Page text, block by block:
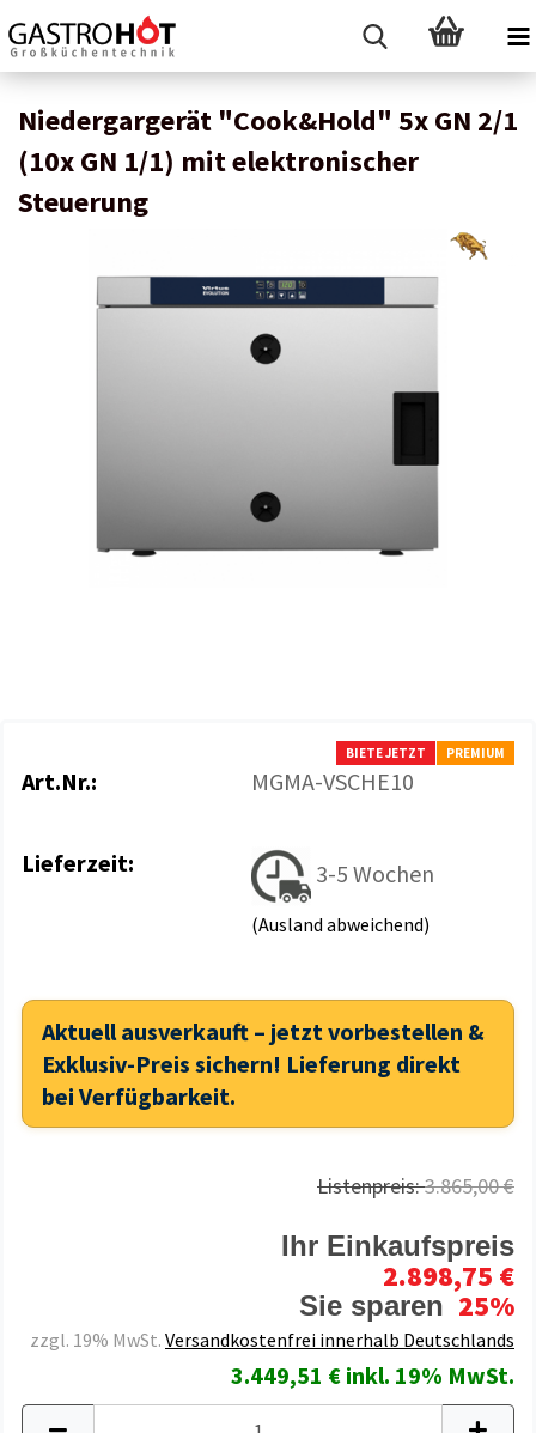
Niedergargerät "Cook&Hold" 5x GN 2/1
(10x GN 1/1) mit elektronischer
Steuerung
BIETE JETZT PREMIUM
Art.Nr.: MGMA-VSCHE10
Lieferzeit: 3-5 Wochen
(Ausland abweichend)
Aktuell ausverkauft – jetzt vorbestellen &
Exklusiv-Preis sichern! Lieferung direkt
bei Verfügbarkeit.
Listenpreis:3.865,00 €
Ihr Einkaufspreis
2.898,75 €
Sie sparen 25%
zzgl. 19% MwSt. Versandkostenfrei innerhalb Deutschlands
3.449,51 € inkl. 19% MwSt.